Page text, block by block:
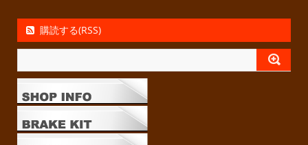
購読する(RSS)